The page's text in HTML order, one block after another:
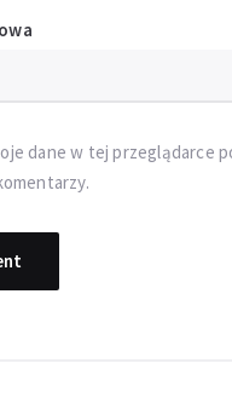
dane w tej przeglądarce